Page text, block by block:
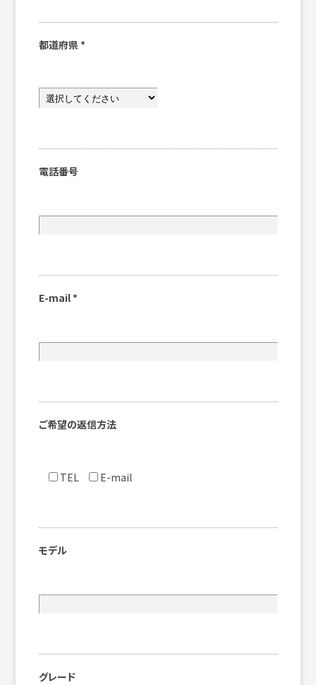
都道府県 *
電話番号
E-mail *
ご希望の返信方法
TEL E-mail
モデル
グレード